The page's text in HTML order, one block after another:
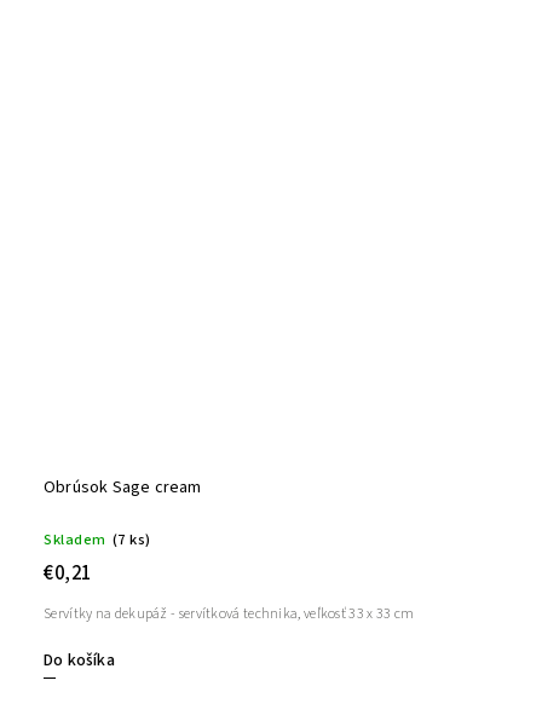
Obrúsok Sage cream
Skladem (7 ks)
€0,21
Do košíka
Servítky na dekupáž - servítková technika, veľkosť 33 x 33 cm